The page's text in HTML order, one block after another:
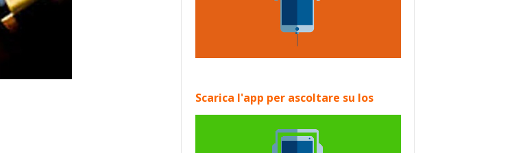
Scarica l'app per ascoltare su Ios